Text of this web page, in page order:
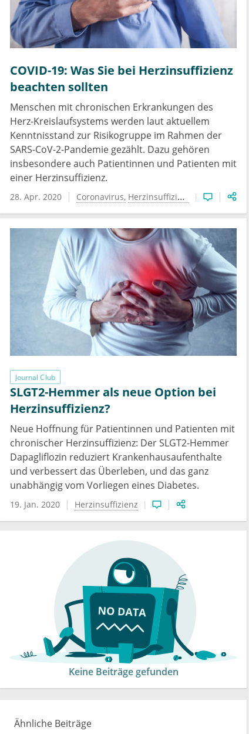
COVID-19: Was Sie bei Herzinsuffizienz
beachten sollten
Menschen mit chronischen Erkrankungen des
Herz-Kreislaufsystems werden laut aktuellem
Kenntnisstand zur Risikogruppe im Rahmen der
SARS-CoV-2-Pandemie gezählt. Dazu gehören
insbesondere auch Patientinnen und Patienten mit
einer Herzinsuffizienz.
28. Apr. 2020 Coronavirus Herzinsuffizienz
Journal Club
SLGT2-Hemmer als neue Option bei
Herzinsuffizienz?
Neue Hoffnung für Patientinnen und Patienten mit
chronischer Herzinsuffizienz: Der SLGT2-Hemmer
Dapagliflozin reduziert Krankenhausaufenthalte
und verbessert das Überleben, und das ganz
unabhängig vom Vorliegen eines Diabetes.
19. Jan. 2020 Herzinsuffizienz
Keine Beiträge gefunden
Ähnliche Beiträge